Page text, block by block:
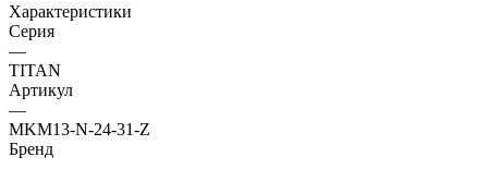
Характеристики
Серия
—
TITAN
Артикул
—
MKM13-N-24-31-Z
Бренд